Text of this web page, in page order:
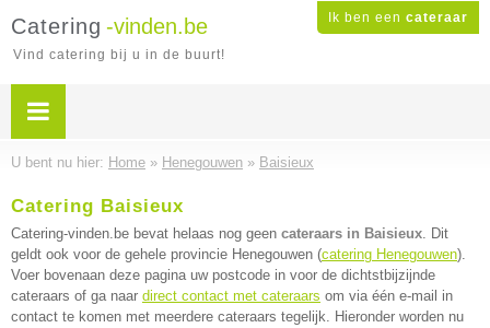
Ik ben een cateraar
Catering -vinden.be
Vind catering bij u in de buurt!
U bent nu hier: Home » Henegouwen » Baisieux
Catering Baisieux
Catering-vinden.be bevat helaas nog geen cateraars in Baisieux. Dit
geldt ook voor de gehele provincie Henegouwen (catering Henegouwen).
Voer bovenaan deze pagina uw postcode in voor de dichtstbijzijnde
cateraars of ga naar direct contact met cateraars om via één e-mail in
contact te komen met meerdere cateraars tegelijk. Hieronder worden nu